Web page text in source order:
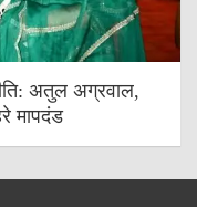
अतुल अग्रवाल,
मापदंड